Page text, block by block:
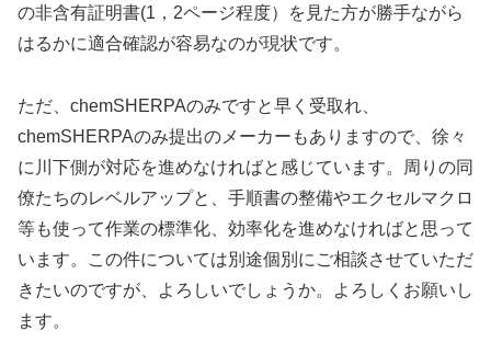
の非含有証明書(1，2ページ程度）を見た方が勝手ながら
はるかに適合確認が容易なのが現状です。
ただ、chemSHERPAのみですと早く受取れ、
chemSHERPAのみ提出のメーカーもありますので、徐々
に川下側が対応を進めなければと感じています。周りの同
僚たちのレベルアップと、手順書の整備やエクセルマクロ
等も使って作業の標準化、効率化を進めなければと思って
います。この件については別途個別にご相談させていただ
きたいのですが、よろしいでしょうか。よろしくお願いし
ます。